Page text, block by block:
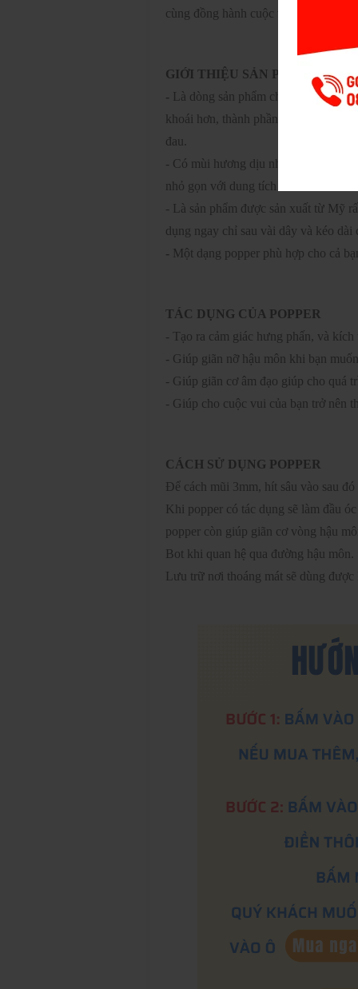
cùng đồng hành cuộc vui của nhiều
GIỚI THIỆU SẢN PHẨM
- Là dòng sản phẩm chai hít giúp
khoái hơn, thành phần chủ yếu là
đau.
- Có mùi hương dịu nhẹ, đặc biệt
nhỏ gọn với dung tích chỉ 40ml
- Là sản phẩm được sản xuất từ Mỹ
dụng ngay chỉ sau vài dây và kéo dài
- Một dạng popper phù hợp cho cả
TÁC DỤNG CỦA POPPER
- Tạo ra cảm giác hưng phấn, và kích
- Giúp giãn nỡ hậu môn khi bạn
- Giúp giãn cơ âm đạo giúp cho quá
- Giúp cho cuộc vui của bạn trở nên
CÁCH SỬ DỤNG POPPER
Để cách mũi 3mm, hít sâu vào sau
Khi popper có tác dụng sẽ làm đầu
popper còn giúp giãn cơ vòng hậu
Bot khi quan hệ qua đường hậu môn.
Lưu trữ nơi thoáng mát sẽ dùng